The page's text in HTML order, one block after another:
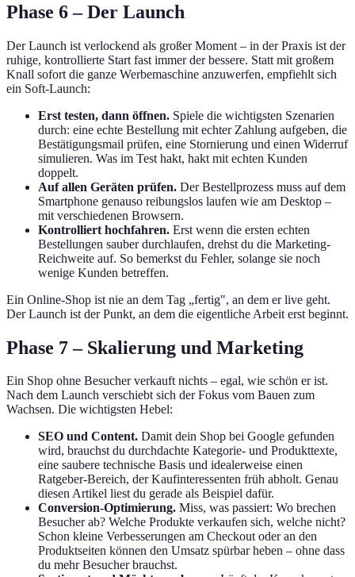
Phase 6 – Der Launch
Der Launch ist verlockend als großer Moment – in der Praxis ist der
ruhige, kontrollierte Start fast immer der bessere. Statt mit großem
Knall sofort die ganze Werbemaschine anzuwerfen, empfiehlt sich
ein Soft-Launch:
Erst testen, dann öffnen. Spiele die wichtigsten Szenarien
durch: eine echte Bestellung mit echter Zahlung aufgeben, die
Bestätigungsmail prüfen, eine Stornierung und einen Widerruf
simulieren. Was im Test hakt, hakt mit echten Kunden
doppelt.
Auf allen Geräten prüfen. Der Bestellprozess muss auf dem
Smartphone genauso reibungslos laufen wie am Desktop –
mit verschiedenen Browsern.
Kontrolliert hochfahren. Erst wenn die ersten echten
Bestellungen sauber durchlaufen, drehst du die Marketing-
Reichweite auf. So bemerkst du Fehler, solange sie noch
wenige Kunden betreffen.
Ein Online-Shop ist nie an dem Tag „fertig", an dem er live geht.
Der Launch ist der Punkt, an dem die eigentliche Arbeit erst beginnt.
Phase 7 – Skalierung und Marketing
Ein Shop ohne Besucher verkauft nichts – egal, wie schön er ist.
Nach dem Launch verschiebt sich der Fokus vom Bauen zum
Wachsen. Die wichtigsten Hebel:
SEO und Content. Damit dein Shop bei Google gefunden
wird, brauchst du durchdachte Kategorie- und Produkttexte,
eine saubere technische Basis und idealerweise einen
Ratgeber-Bereich, der Kaufinteressenten früh abholt. Genau
diesen Artikel liest du gerade als Beispiel dafür.
Conversion-Optimierung. Miss, was passiert: Wo brechen
Besucher ab? Welche Produkte verkaufen sich, welche nicht?
Schon kleine Verbesserungen am Checkout oder an den
Produktseiten können den Umsatz spürbar heben – ohne dass
du mehr Besucher brauchst.